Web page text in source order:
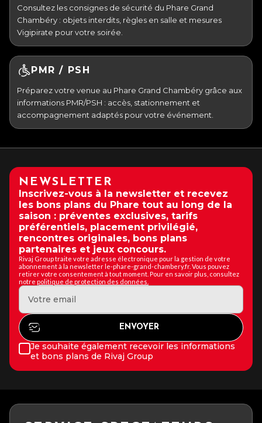
Consultez les consignes de sécurité du Phare Grand
Chambéry : objets interdits, règles en salle et mesures
Vigipirate pour votre soirée.
PMR / PSH
Préparez votre venue au Phare Grand Chambéry grâce aux
informations PMR/PSH : accès, stationnement et
accompagnement adaptés pour votre événement.
NEWSLETTER
Inscrivez-vous à la newsletter et recevez
les bons plans du Phare tout au long de la
saison : préventes exclusives, tarifs
préférentiels, placement privilégié,
rencontres originales, bons plans
partenaires et jeux concours.
Rivaj Group traite votre adresse électronique pour la gestion de votre
abonnement à la newsletter le-phare-grand-chambery.fr. Vous pouvez
retirer votre consentement à tout moment. Pour en savoir plus, consultez
notre politique de protection des données.
Je souhaite également recevoir les informations
et bons plans de Rivaj Group